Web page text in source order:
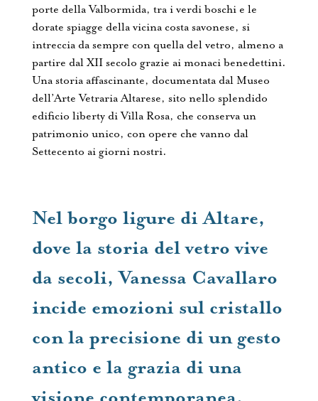
porte della Valbormida, tra i verdi boschi e le
dorate spiagge della vicina costa savonese, si
intreccia da sempre con quella del vetro, almeno a
partire dal XII secolo grazie ai monaci benedettini.
Una storia affascinante, documentata dal Museo
dell’Arte Vetraria Altarese, sito nello splendido
edificio liberty di Villa Rosa, che conserva un
patrimonio unico, con opere che vanno dal
Settecento ai giorni nostri.
Nel borgo ligure di Altare,
dove la storia del vetro vive
da secoli, Vanessa Cavallaro
incide emozioni sul cristallo
con la precisione di un gesto
antico e la grazia di una